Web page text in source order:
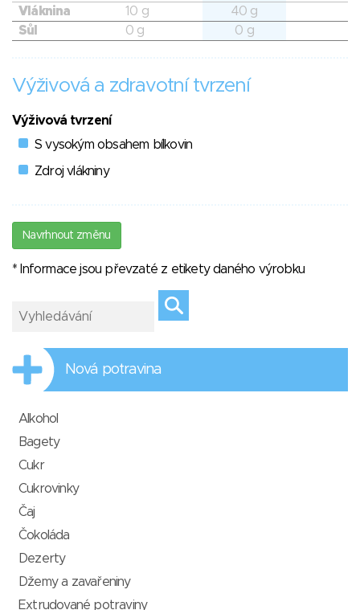
Vláknina
10 g
40 g
Sůl
0 g 0 g
Výživová a zdravotní tvrzení
Výživová tvrzení
S vysokým obsahem bílkovin
Zdroj vlákniny
Navrhnout změnu
* Informace jsou převzaté z etikety daného výrobku
Nová potravina
Alkohol
Bagety
Cukr
Cukrovinky
Čaj
Čokoláda
Dezerty
Džemy a zavařeniny
Extrudované potraviny